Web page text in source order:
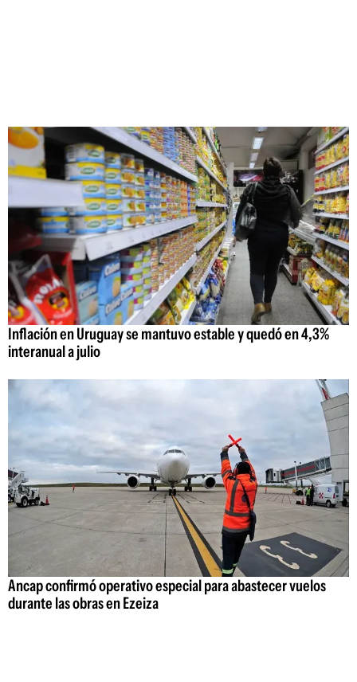
Inflación en Uruguay se mantuvo estable y quedó en 4,3%
interanual a julio
Ancap confirmó operativo especial para abastecer vuelos
durante las obras en Ezeiza